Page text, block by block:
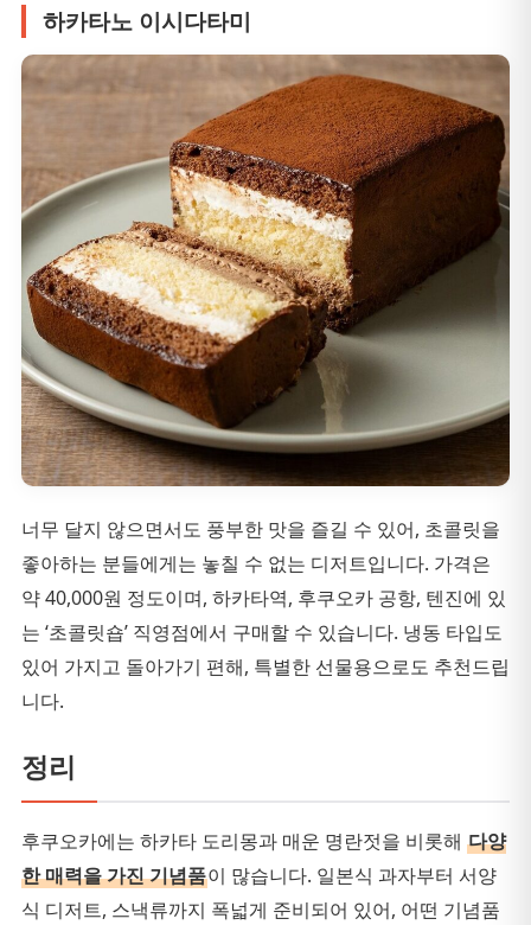
하카타노 이시다타미
너무 달지 않으면서도 풍부한 맛을 즐길 수 있어, 초콜릿을
좋아하는 분들에게는 놓칠 수 없는 디저트입니다. 가격은
약 40,000원 정도이며, 하카타역, 후쿠오카 공항, 텐진에 있
는 ‘초콜릿숍’ 직영점에서 구매할 수 있습니다. 냉동 타입도
있어 가지고 돌아가기 편해, 특별한 선물용으로도 추천드립
니다.
정리
후쿠오카에는 하카타 도리몽과 매운 명란젓을 비롯해 다양
한 매력을 가진 기념품이 많습니다. 일본식 과자부터 서양
식 디저트, 스낵류까지 폭넓게 준비되어 있어, 어떤 기념품